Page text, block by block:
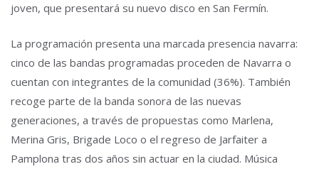
joven, que presentará su nuevo disco en San Fermín.
La programación presenta una marcada presencia navarra:
cinco de las bandas programadas proceden de Navarra o
cuentan con integrantes de la comunidad (36%). También
recoge parte de la banda sonora de las nuevas
generaciones, a través de propuestas como Marlena,
Merina Gris, Brigade Loco o el regreso de Jarfaiter a
Pamplona tras dos años sin actuar en la ciudad. Música